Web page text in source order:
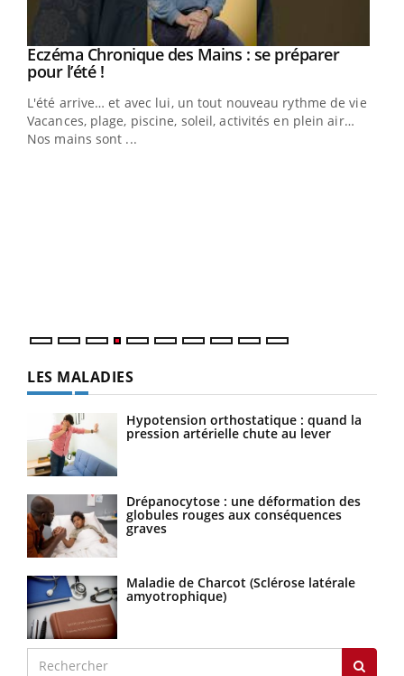
Youtube
Eczéma Chronique des Mains : se préparer
pour l’été !Youtube
L'été arrive… et avec lui, un tout nouveau rythme de vie !
Vacances, plage, piscine, soleil, activités en plein air…
Nos mains sont ...
LES MALADIES
Hypotension orthostatique : quand la
pression artérielle chute au lever
Drépanocytose : une déformation des
globules rouges aux conséquences
graves
Maladie de Charcot (Sclérose latérale
amyotrophique)